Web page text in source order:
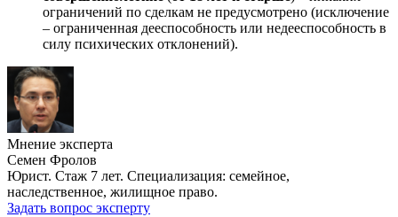
ограничений по сделкам не предусмотрено (исключение
– ограниченная дееспособность или недееспособность в
силу психических отклонений).
Мнение эксперта
Семен Фролов
Юрист. Стаж 7 лет. Специализация: семейное,
наследственное, жилищное право.
Задать вопрос эксперту